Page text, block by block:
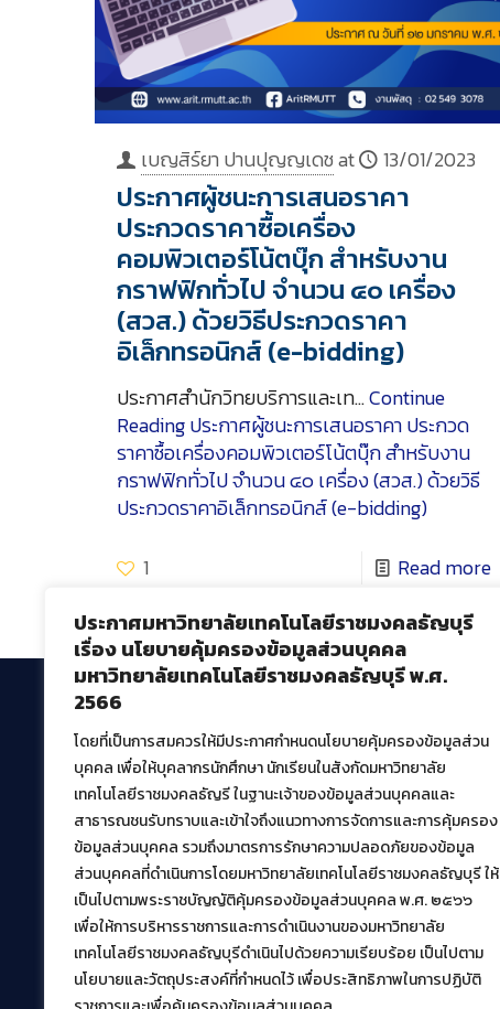
ประกาศมหาวิทยาลัยเทคโนโลยีราชมงคลธัญบุรี
เรื่อง นโยบายคุ้มครองข้อมูลส่วนบุคคล
มหาวิทยาลัยเทคโนโลยีราชมงคลธัญบุรี พ.ศ.
2566
โดยที่เป็นการสมควรให้มีประกาศกำหนดนโยบายคุ้มครองข้อมูลส่วน
บุคคล เพื่อให้บุคลากรนักศึกษา นักเรียนในสังกัดมหาวิทยาลัย
เทคโนโลยีราชมงคลธัญรี ในฐานะเจ้าของข้อมูลส่วนบุคคลและ
สาธารณชนรับทราบและเข้าใจถึงแนวทางการจัดการและการคุ้มครอง
ข้อมูลส่วนบุคคล รวมถึงมาตรการรักษาความปลอดภัยของข้อมูล
ส่วนบุคคลที่ดำเนินการโดยมหาวิทยาลัยเทคโนโลยีราชมงคลธัญบุรี ให้
เป็นไปตามพระราชบัญญัติคุ้มครองข้อมูลส่วนบุคคล พ.ศ. ๒๕๖๖
เพื่อให้การบริหารราชการและการดำเนินงานของมหาวิทยาลัย
เทคโนโลยีราชมงคลธัญบุรีดำเนินไปด้วยความเรียบร้อย เป็นไปตาม
นโยบายและวัตถุประสงค์ที่กำหนดไว้ เพื่อประสิทธิภาพในการปฏิบัติ
เบญสิร์ยา ปานปุญญเดชat 13/01/2023
ประกาศผู้ชนะการเสนอราคา
ประกวดราคาซื้อเครื่อง
คอมพิวเตอร์โน้ตบุ๊ก สำหรับงาน
กราฟฟิกทั่วไป จำนวน ๔๐ เครื่อง
(สวส.) ด้วยวิธีประกวดราคา
อิเล็กทรอนิกส์ (e-bidding)
ประกาศสำนักวิทยบริการและเท…Continue
Readingประกาศผู้ชนะการเสนอราคา ประกวด
ราคาซื้อเครื่องคอมพิวเตอร์โน้ตบุ๊ก สำหรับงาน
กราฟฟิกทั่วไป จำนวน ๔๐ เครื่อง (สวส.) ด้วยวิธี
ประกวดราคาอิเล็กทรอนิกส์ (e-bidding)
1
Read more
สำนักวิทยบริการและเทคโนโลยีสารสนเทศ
มหาวิทยาลัยเทคโนโลยีราชมงคลธัญบุรี
39 หมู่ที่ 1 ตำบลคลองหก อำเภอคลองหลวง จังหวัด
ปทุมธานี 12120
เผยแพร่ข้อมูลโดย.บุคลากร สวส.
สร้างและพัฒนาโดย.
ฝ่ายพัฒนาและเผยแพร่ข้อมูลเว็บไซต์